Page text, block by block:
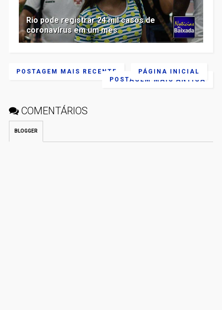
Rio pode registrar 24 mil casos de
coronavírus em um mês
POSTAGEM MAIS RECENTE
POSTAGEM MAIS ANTIGA
PÁGINA INICIAL
COMENTÁRIOS
BLOGGER